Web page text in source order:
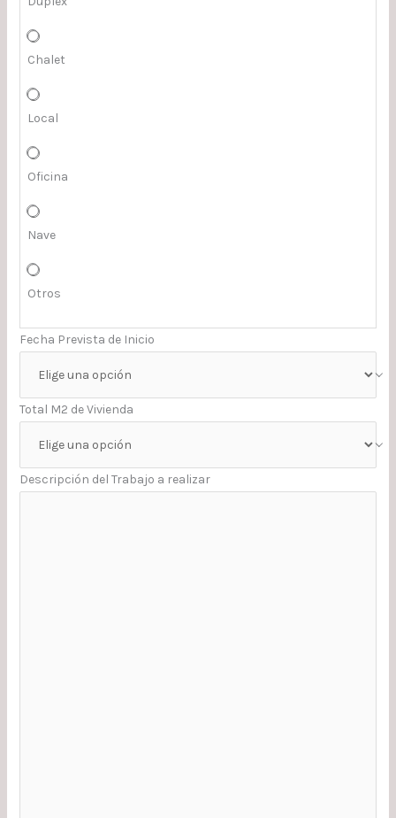
Chalet
Local
Oficina
Nave
Otros
Fecha Prevista de Inicio
Total M2 de Vivienda
Descripción del Trabajo a realizar